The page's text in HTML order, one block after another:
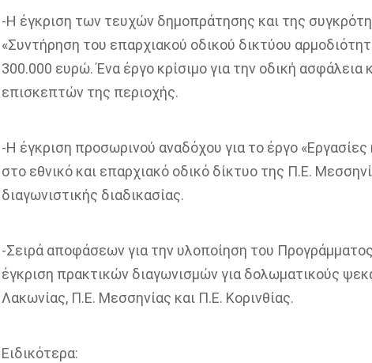
-Η έγκριση των τευχών δημοπράτησης και της
«Συντήρηση του επαρχιακού οδικού δικτύου
300.000 ευρώ. Ένα έργο κρίσιμο για την οδική
επισκεπτών της περιοχής.
-Η έγκριση προσωρινού αναδόχου για το έργο
στο εθνικό και επαρχιακό οδικό δίκτυο της Π.Ε.
διαγωνιστικής διαδικασίας.
-Σειρά αποφάσεων για την υλοποίηση του
έγκριση πρακτικών διαγωνισμών για δολωματικούς
Λακωνίας, Π.Ε. Μεσσηνίας και Π.Ε. Κορινθίας.
Ειδικότερα: